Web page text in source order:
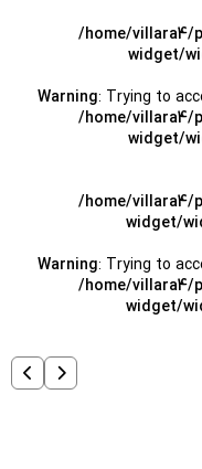
/home/villara4/
widget/
Warning: Trying to
/home/villara4/
widget/
/home/villara4/
widget/
Warning: Trying to
/home/villara4/
widget/